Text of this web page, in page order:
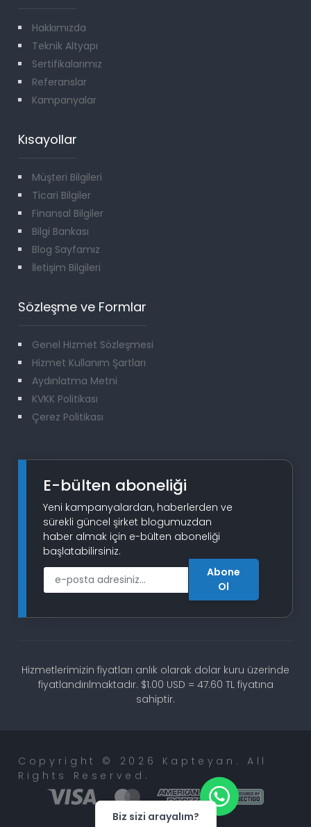
Biz sizi arayalım?
Hakkımızda
Teknik Altyapı
Sertifikalarımız
Referanslar
Kampanyalar
Kısayollar
Müşteri Bilgileri
Ticari Bilgiler
Finansal Bilgiler
Bilgi Bankası
Blog Sayfamız
İletişim Bilgileri
Sözleşme ve Formlar
Genel Hizmet Sözleşmesi
Hizmet Kullanım Şartları
Aydınlatma Metni
KVKK Politikası
Çerez Politikası
E-bülten aboneliği
Yeni kampanyalardan, haberlerden ve
sürekli güncel şirket blogumuzdan
haber almak için e-bülten aboneliği
başlatabilirsiniz.
E-Posta
Abone
Ol
Hizmetlerimizin fiyatları anlık olarak dolar kuru üzerinde
fiyatlandırılmaktadır. $1.00 USD = 47.60 TL fiyatına
sahiptir.
Copyright © 2026 Kapteyan. All
Rights Reserved.